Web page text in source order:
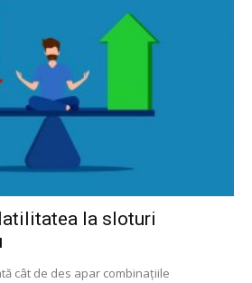
la sloturi
cât de des apar combinațiile